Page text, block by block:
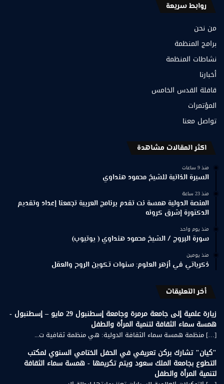
روابط سريعة
من نحن
برامج المنظمة
نشاطات المنظمة
أخبارنا
قافلة القدس الخامس
المؤتمرات
تواصل معنا
اكثر المقالات مشاهدة
منذ 9 ساعات
السيرة الذاتية للشيخ محمود هنداوي
منذ 23 ساعة
المنصة الدولية همسة نت تقدم برنامج العربية تجمعنا إعداد وتقديم
الدكتورة إشرق كرونه
منذ يوم واحد
سورة البروج / الشيخ محمود هنداوي ( يوتيوب)
منذ يومين
ذكرياتي في أزهر العلوم: سنوات تكوين الروح والعقل
أخر التعليقات
زيارة علمية إلى جامعة مرمرة وجامعة إسطنبول 29 مايو – إسطنبول -
همسة سماء الثقافة لتنمية المرأة والطفل
[…] منظمة همسة سماء الثقافة الدولية: هي منظمة ثقافية ت...
"كيان" تشارك بركن تعريفي في الحفل الختامي السنوي لمكتب
التطوع بجامعة الملك سعود ويتم تكريمها - همسة سماء الثقافة
لتنمية المرأة والطفل